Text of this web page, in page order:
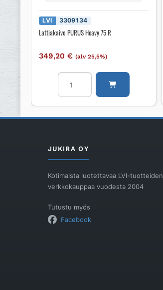
LVI 3309134
Lattiakaivo PURUS Heavy 75 R
349,20€ (alv 25,5%)
Lattiakaivo
PURUS
Heavy
R
JUKIRA OY
Kotimaista luotettavaa LVI-tuotteiden
verkkokauppaa vuodesta 2004
Tutustu myös
Facebook